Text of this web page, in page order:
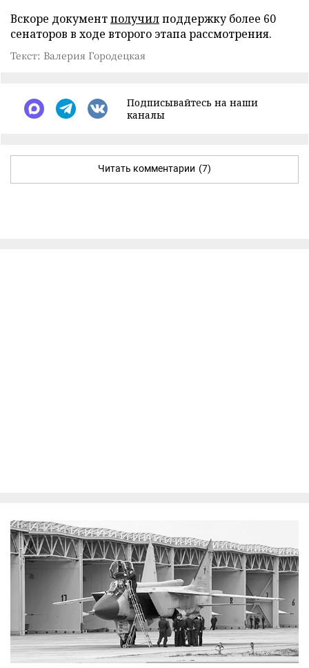
Вскоре документполучилподдержку более 60
сенаторов в ходе второго этапа рассмотрения.
Текст: Валерия Городецкая
Подписывайтесь на наши
каналы
Читать комментарии (7)